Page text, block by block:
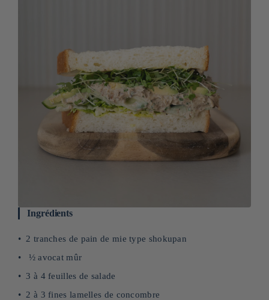
Ingrédients
2 tranches de pain de mie type shokupan
½ avocat mûr
3 à 4 feuilles de salade
2 à 3 fines lamelles de concombre